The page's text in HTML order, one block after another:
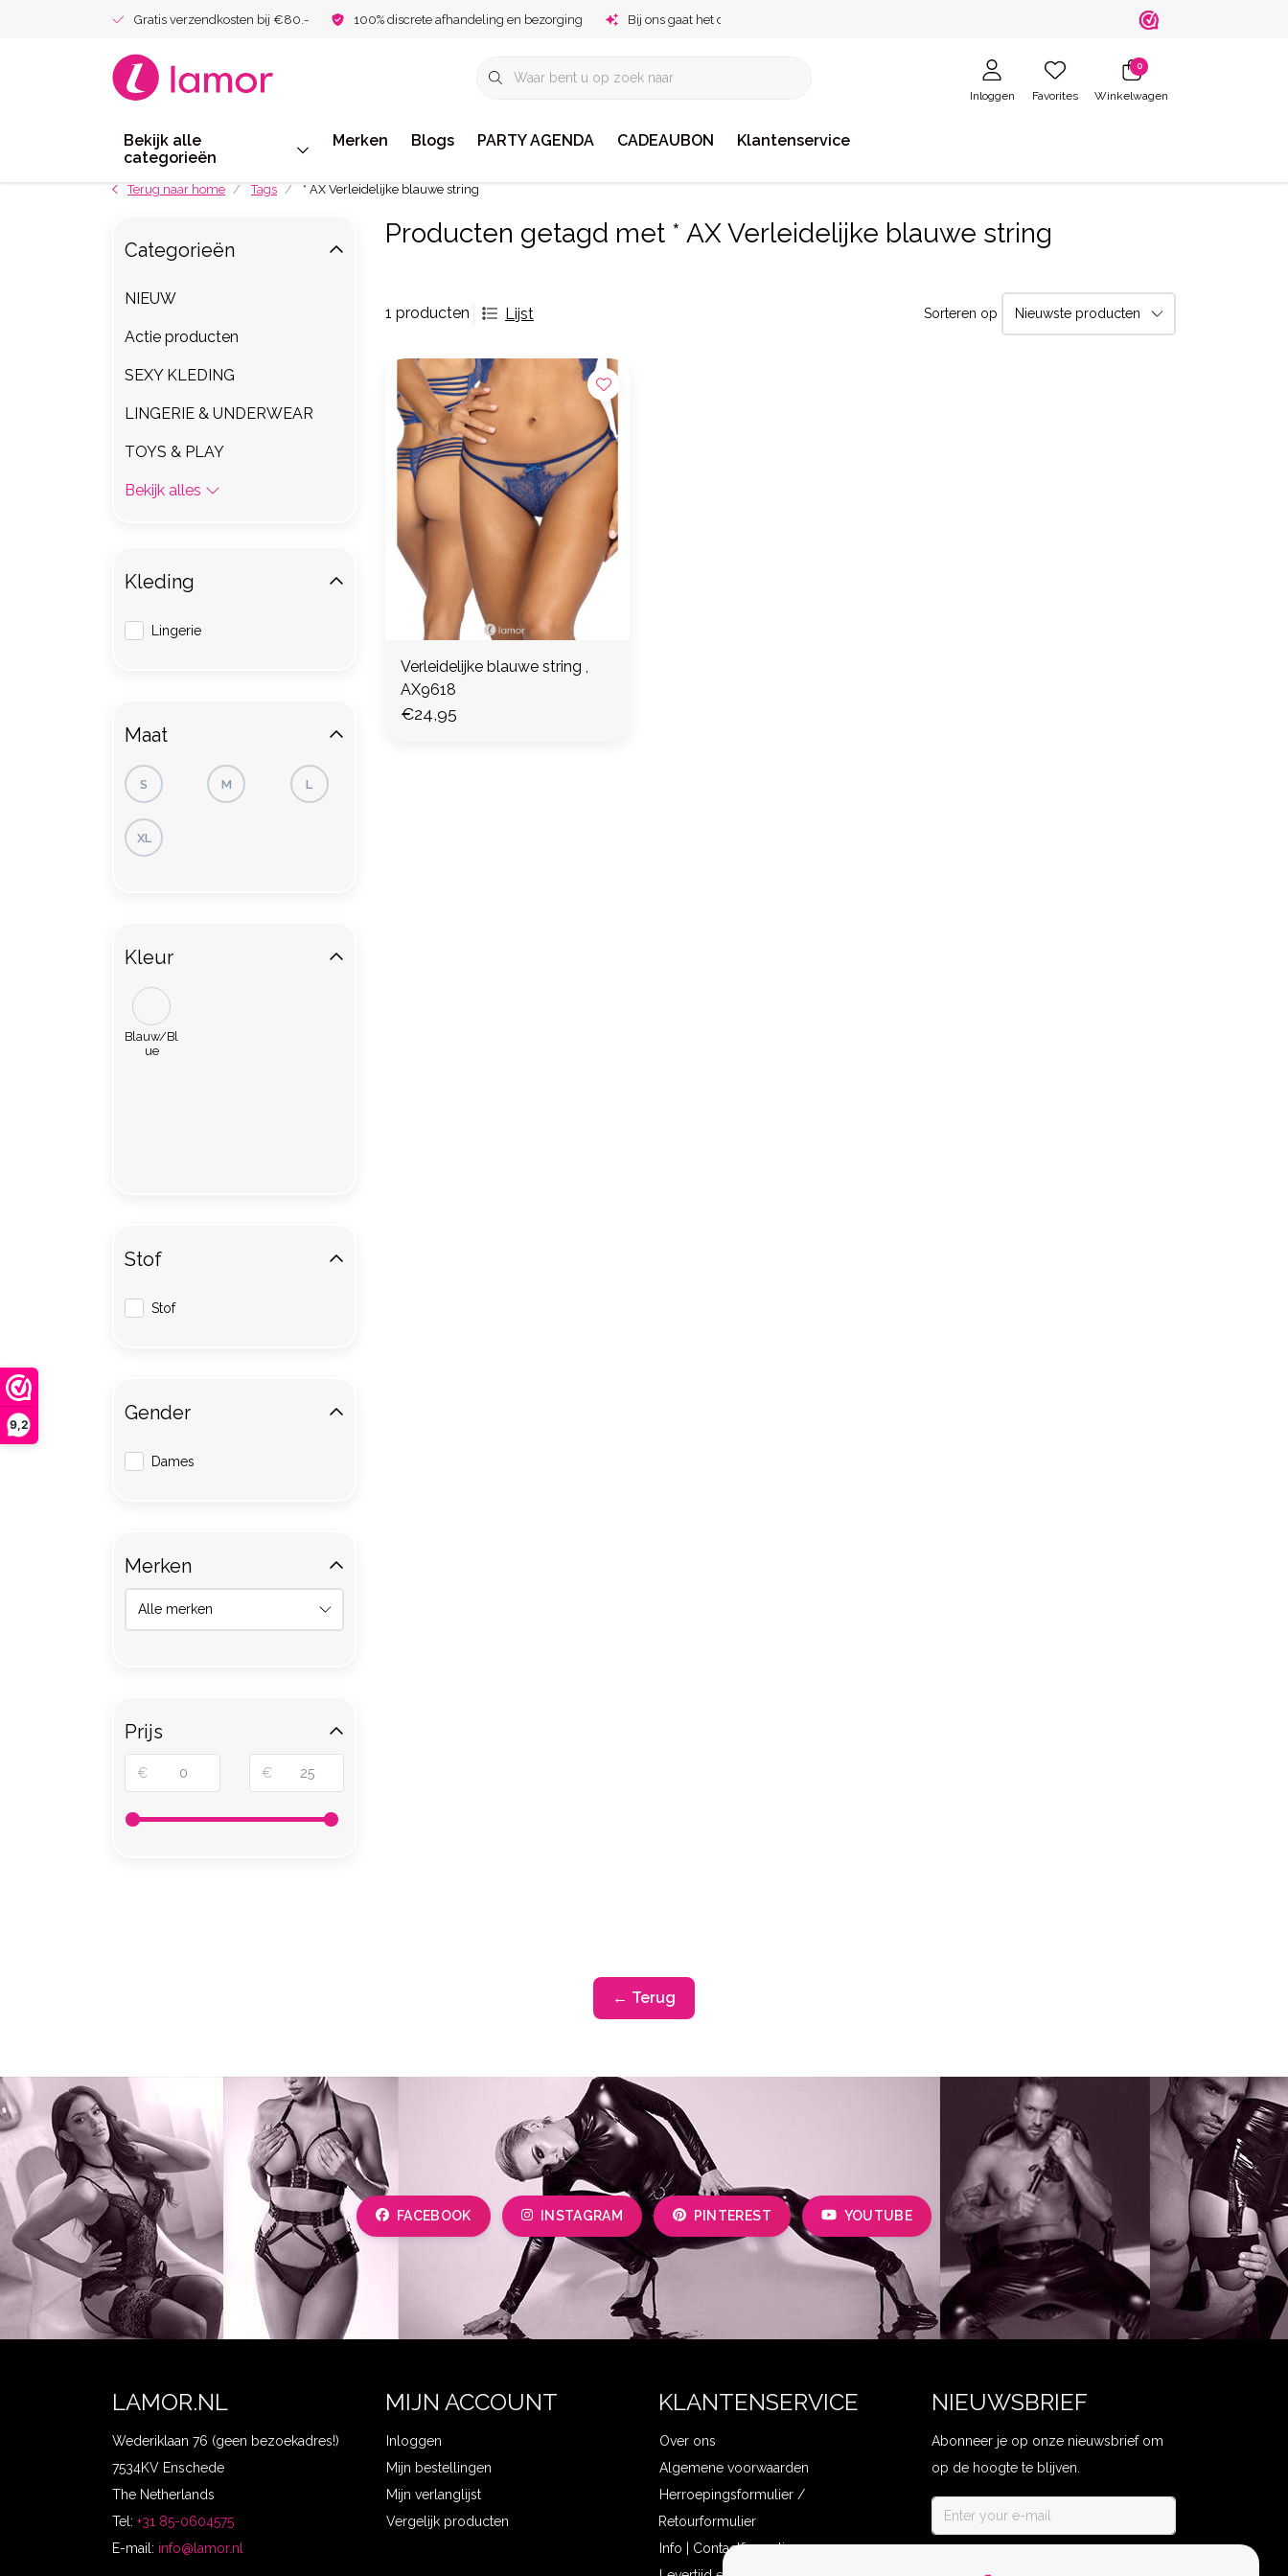
9,2
Gratis verzendkosten bij €80.- 100% discrete afhandeling en bezorging Bij ons gaat het om jou!
Inloggen Favorites
0
Winkelwagen
Bekijk alle
categorieën
Merken Blogs PARTY AGENDA CADEAUBON Klantenservice
Terug naar home Tags * AX Verleidelijke blauwe string
Producten getagd met * AX Verleidelijke blauwe string
1 producten Lijst Sorteren op
Verleidelijke blauwe string ,
AX9618
€24,95
Categorieën
NIEUW
Actie producten
SEXY KLEDING
LINGERIE & UNDERWEAR
TOYS & PLAY
Bekijk alles
Kleding
Lingerie
Maat
S M L
XL
Kleur
Blauw/Bl
ue
Stof
Stof
Gender
Dames
Merken
Prijs
€ €
← Terug
FACEBOOK INSTAGRAM PINTEREST YOUTUBE
LAMOR.NL
Wederiklaan 76 (geen bezoekadres!)
7534KV Enschede
The Netherlands
Tel: +31 85-0604575
E-mail: info@lamor.nl
MIJN ACCOUNT
Inloggen
Mijn bestellingen
Mijn verlanglijst
Vergelijk producten
KLANTENSERVICE
Over ons
Algemene voorwaarden
Herroepingsformulier /
Retourformulier
Info | Contactformulier
NIEUWSBRIEF
Abonneer je op onze nieuwsbrief om
op de hoogte te blijven.